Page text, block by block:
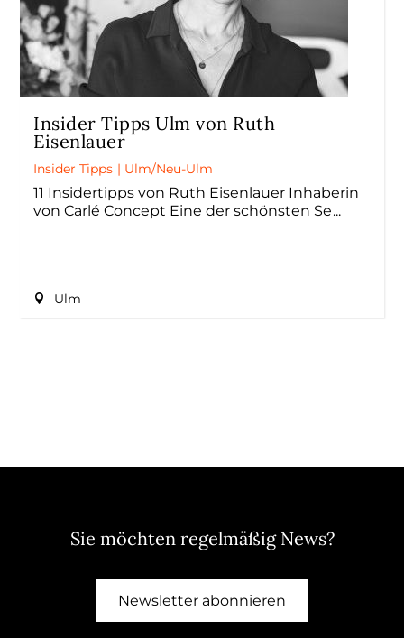
Insider Tipps Ulm von Ruth
Eisenlauer
Insider Tipps | Ulm/Neu-Ulm
11 Insidertipps von Ruth Eisenlauer Inhaberin
von Carlé Concept Eine der schönsten Se
Ulm
Sie möchten regelmäßig News?
Newsletter abonnieren